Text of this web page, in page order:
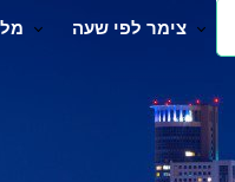
צימר לפי שעה